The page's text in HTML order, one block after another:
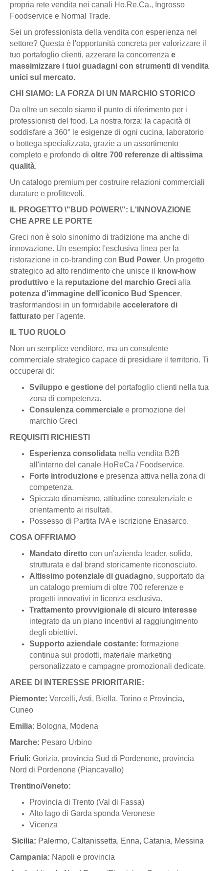
propria rete vendita nei canali Ho.Re.Ca., Ingrosso
Foodservice e Normal Trade.
Sei un professionista della vendita con esperienza nel
settore? Questa è l'opportunità concreta per valorizzare il
tuo portafoglio clienti, azzerare la concorrenza e
massimizzare i tuoi guadagni con strumenti di vendita
unici sul mercato.
CHI SIAMO: LA FORZA DI UN MARCHIO STORICO
Da oltre un secolo siamo il punto di riferimento per i
professionisti del food. La nostra forza: la capacità di
soddisfare a 360° le esigenze di ogni cucina, laboratorio
o bottega specializzata, grazie a un assortimento
completo e profondo di oltre 700 referenze di altissima
qualità.
Un catalogo premium per costruire relazioni commerciali
durature e profittevoli.
IL PROGETTO \"BUD POWER\": L'INNOVAZIONE
CHE APRE LE PORTE
Greci non è solo sinonimo di tradizione ma anche di
innovazione. Un esempio: l'esclusiva linea per la
ristorazione in co-branding con Bud Power. Un progetto
strategico ad alto rendimento che unisce il
know-how
produttivo e la reputazione del marchio Greci alla
potenza d'immagine dell’iconico Bud Spencer,
trasformandosi in un formidabile acceleratore di
fatturato per l'agente.
IL TUO RUOLO
Non un semplice venditore, ma un consulente
commerciale strategico capace di presidiare il territorio. Ti
occuperai di:
Sviluppo e gestione del portafoglio clienti nella tua
zona di competenza.
Consulenza commerciale e promozione del
marchio Greci
REQUISITI RICHIESTI
Esperienza consolidata nella vendita B2B
all'interno del canale HoReCa / Foodservice.
Forte introduzione e presenza attiva nella zona di
competenza.
Spiccato dinamismo, attitudine consulenziale e
orientamento ai risultati.
Possesso di Partita IVA e iscrizione Enasarco.
COSA OFFRIAMO
Mandato diretto con un'azienda leader, solida,
strutturata e dal brand storicamente riconosciuto.
Altissimo potenziale di guadagno, supportato da
un catalogo premium di oltre 700 referenze e
progetti innovativi in licenza esclusiva.
Trattamento provvigionale di sicuro interesse
integrato da un piano incentivi al raggiungimento
degli obiettivi.
Supporto aziendale costante: formazione
continua sui prodotti, materiale marketing
personalizzato e campagne promozionali dedicate.
AREE DI INTERESSE PRIORITARIE:
Piemonte: Vercelli, Asti, Biella, Torino e Provincia,
Cuneo
Emilia: Bologna, Modena
Marche: Pesaro Urbino
Friuli: Gorizia, provincia Sud di Pordenone, provincia
Nord di Pordenone (Piancavallo)
Trentino/Veneto:
Provincia di Trento (Val di Fassa)
Alto lago di Garda sponda Veronese
Vicenza
Sicilia: Palermo, Caltanissetta, Enna, Catania, Messina
Campania: Napoli e provincia